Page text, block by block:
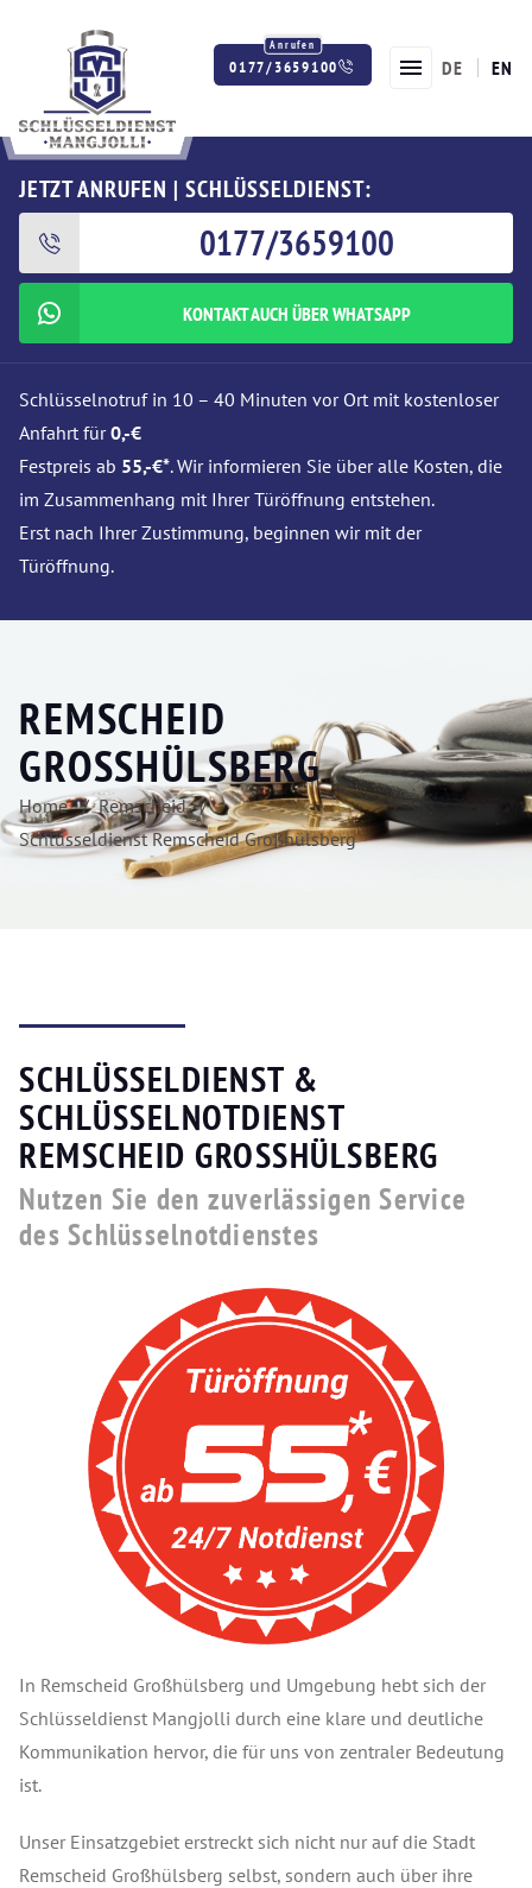
0177/3659100 DE EN
JETZT ANRUFEN | SCHLÜSSELDIENST:
0177/3659100
KONTAKT AUCH ÜBER WHATSAPP
Schlüsselnotruf in 10 – 40 Minuten vor Ort mit kostenloser
Anfahrt für0,-€
Festpreis ab 55,-€*. Wir informieren Sie über alle Kosten, die
im Zusammenhang mit Ihrer Türöffnung entstehen.
Erst nach Ihrer Zustimmung, beginnen wir mit der
Türöffnung.
REMSCHEID
GROSSHÜLSBERG
Home
Remscheid
Schlüsseldienst Remscheid Großhülsberg
SCHLÜSSELDIENST &
SCHLÜSSELNOTDIENST
REMSCHEID GROSSHÜLSBERG
Nutzen Sie den zuverlässigen Service
des Schlüsselnotdienstes
In Remscheid Großhülsberg und Umgebung hebt sich der
Schlüsseldienst Mangjolli durch eine klare und deutliche
Kommunikation hervor, die für uns von zentraler Bedeutung
ist.
Unser Einsatzgebiet erstreckt sich nicht nur auf die Stadt
Remscheid Großhülsberg selbst, sondern auch über ihre